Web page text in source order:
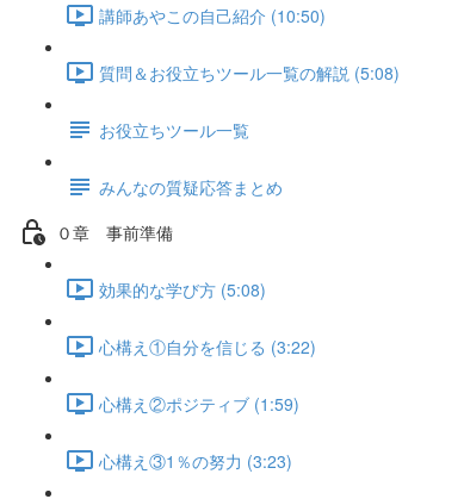
講師あやこの自己紹介 (10:50)
質問＆お役立ちツール一覧の解説 (5:08)
お役立ちツール一覧
みんなの質疑応答まとめ
０章 事前準備
効果的な学び方 (5:08)
心構え①自分を信じる (3:22)
心構え②ポジティブ (1:59)
心構え③1％の努力 (3:23)